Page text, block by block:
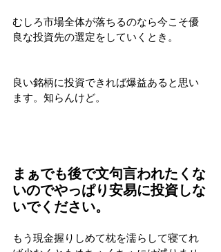
むしろ市場全体が落ちるのなら今こそ優
良な投資先の選定をしていくとき。
良い銘柄に投資できれば爆益あると思い
ます。知らんけど。
まぁでも後で文句言われたくな
いのでやっぱり安易に投資しな
いでください。
もう現金握りしめて枕を濡らして寝てれ